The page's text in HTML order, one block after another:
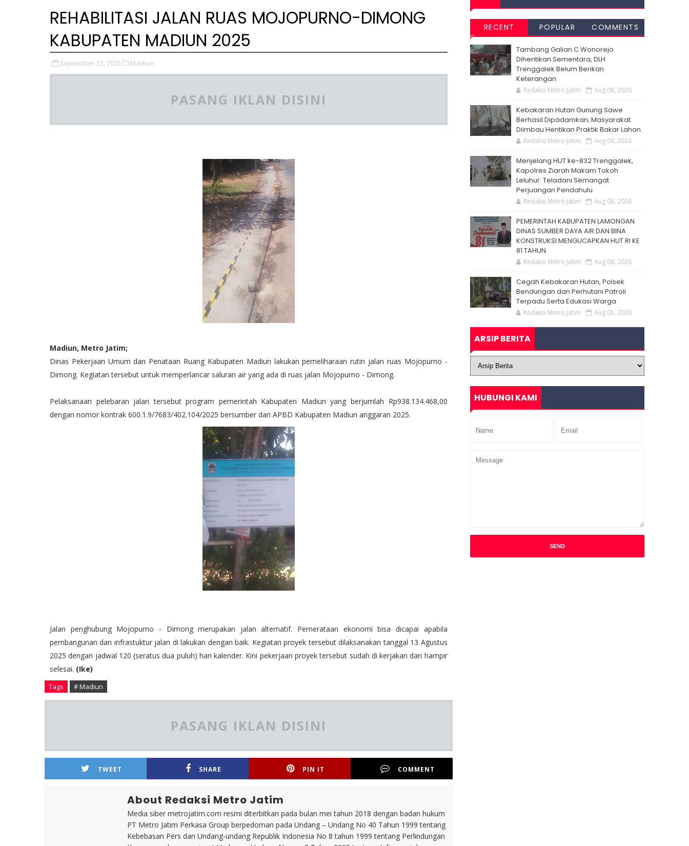
REHABILITASI JALAN RUAS MOJOPURNO-DIMONG
KABUPATEN MADIUN 2025
September 22, 2025 Madiun,
PASANG IKLAN DISINI
Madiun, Metro Jatim;
Dinas Pekerjaan Umum dan Penataan Ruang Kabupaten Madiun lakukan pemeliharaan rutin jalan ruas Mojopurno -
Dimong. Kegiatan tersebut untuk memperlancar saluran air yang ada di ruas jalan Mojopurno - Dimong.
Pelaksanaan pelebaran jalan tersebut program pemerintah Kabupaten Madiun yang berjumlah Rp938.134.468,00
dengan nomor kontrak 600.1.9/7683/402.104/2025 bersumber dari APBD Kabupaten Madiun anggaran 2025.
Jalan penghubung Mojopurno - Dimong merupakan jalan alternatif. Pemerataan ekonomi bisa dicapai apabila
pembangunan dan infrastuktur jalan di lakukan dengan baik. Kegiatan proyek tersebut dilaksanakan tanggal 13 Agustus
2025 dengan jadwal 120 (seratus dua puluh) hari kalender. Kini pekerjaan proyek tersebut sudah di kerjakan dan hampir
selesai. (Ike)
Tags # Madiun
PASANG IKLAN DISINI
TWEET SHARE PIN IT COMMENT
About Redaksi Metro Jatim
Media siber metrojatim.com resmi diterbitkan pada bulan mei tahun 2018 dengan badan hukum
PT Metro Jatim Perkasa Group berpedoman pada Undang – Undang No 40 Tahun 1999 tentang
Kebebasan Pers dan Undang-undang Republik Indonesia No 8 tahun 1999 tentang Perlindungan
RECENT POPULAR COMMENTS
Tambang Galian C Wonorejo
Dihentikan Sementara, DLH
Trenggalek Belum Berikan
Keterangan
Redaksi Metro Jatim Aug 06, 2026
Kebakaran Hutan Gunung Sawe
Berhasil Dipadamkan, Masyarakat
Diimbau Hentikan Praktik Bakar Lahan
Redaksi Metro Jatim Aug 06, 2026
Menjelang HUT ke-832 Trenggalek,
Kapolres Ziarah Makam Tokoh
Leluhur: Teladani Semangat
Perjuangan Pendahulu
Redaksi Metro Jatim Aug 06, 2026
PEMERINTAH KABUPATEN LAMONGAN
DINAS SUMBER DAYA AIR DAN BINA
KONSTRUKSI MENGUCAPKAN HUT RI KE
81 TAHUN
Redaksi Metro Jatim Aug 06, 2026
Cegah Kebakaran Hutan, Polsek
Bendungan dan Perhutani Patroli
Terpadu Serta Edukasi Warga
Redaksi Metro Jatim Aug 05, 2026
ARSIP BERITA
HUBUNGI KAMI